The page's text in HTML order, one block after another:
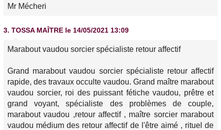
Mr Mécheri
3. TOSSA MAÎTRE le 14/05/2021 13:09
Marabout vaudou sorcier spécialiste retour affectif
Grand marabout vaudou sorcier spécialiste retour affectif
rapide, des travaux occulte vaudou. Grand maître marabout
vaudou sorcier, roi des puissant fétiche vaudou, prêtre et
grand voyant, spécialiste des problèmes de couple,
marabout vaudou ,retour affectif , maître sorcier marabout
vaudou médium des retour affectif de l'être aimé , rituel de